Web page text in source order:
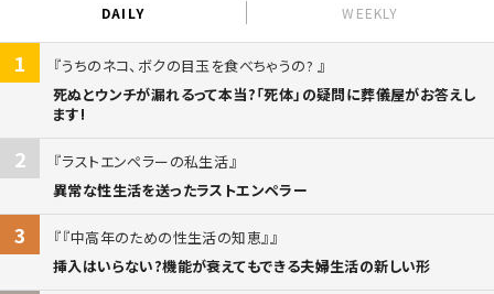
DAILY WEEKLY
1
うちのネコ、ボクの目玉を食べちゃうの?
死ぬとウンチが漏れるって本当?「死体」の疑問に葬儀屋がお答えし
ます!
2
ラストエンペラーの私生活
異常な性生活を送ったラストエンペラー
3
『中高年のための性生活の知恵』
挿入はいらない?機能が衰えてもできる夫婦生活の新しい形